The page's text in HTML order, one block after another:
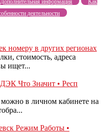
Дополнительная информация
Как
деятельности
номеру в других регионах
стоимость, адреса
ищет...
Что Значит • Респ
в личном кабинете на
Режим Работы •